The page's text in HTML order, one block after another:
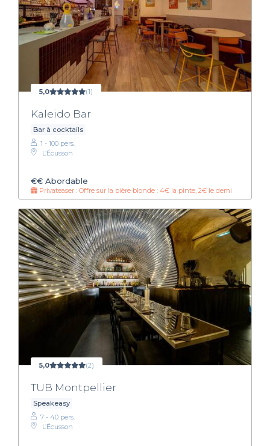
5,0 (1)
Kaleido Bar
Bar à cocktails
1 - 100 pers.
L’Écusson
€€ Abordable
Privateaser : Offre sur la bière blonde : 4€ la pinte, 2€ le demi
5,0 (2)
TUB Montpellier
Speakeasy
7 - 40 pers.
L’Écusson